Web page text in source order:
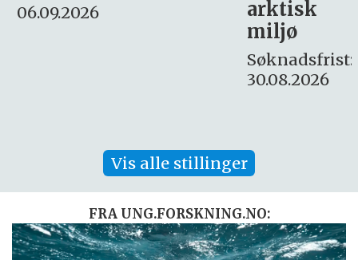
Søknadsfrist:
16. august.
Vis alle stillinger
FRA UNG.FORSKNING.NO: